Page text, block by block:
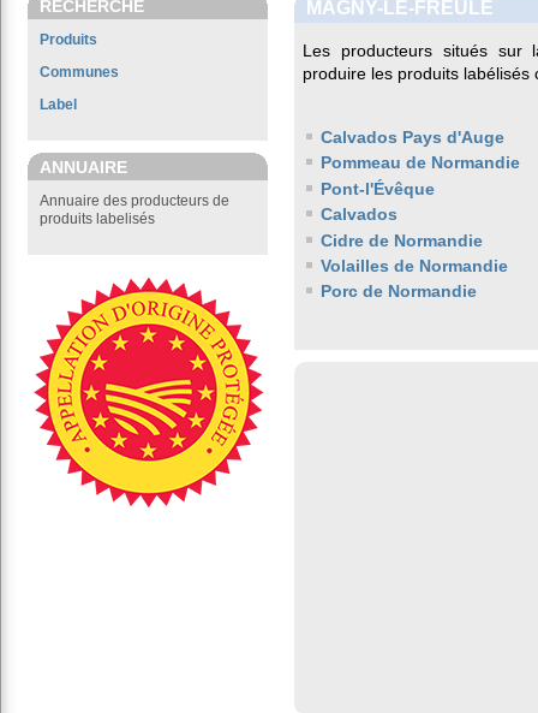
RECHERCHE
Produits
Communes
Label
ANNUAIRE
Annuaire des producteurs de
produits labelisés
MAGNY-LE-FREULE
Les producteurs situés sur
produire les produits labélisés
Calvados Pays d'Auge
Pommeau de Normandie
Pont-l'Évêque
Calvados
Cidre de Normandie
Volailles de Normandie
Porc de Normandie